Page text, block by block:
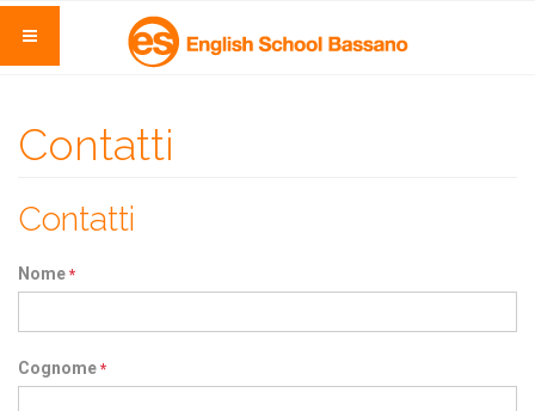
Contatti
Contatti
Nome *
Cognome *